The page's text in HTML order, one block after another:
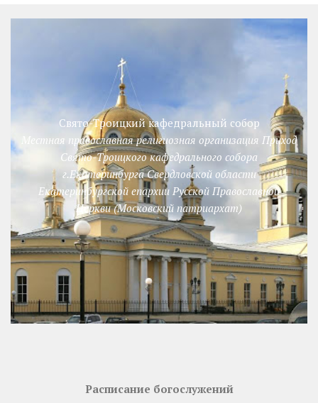
Свято-Троицкий кафедральный собор
Местная православная религиозная организация Приход
Свято-Троицкого кафедрального собора
г.Екатеринбурга Свердловской области
Екатеринбургской епархии Русской Православной
Церкви (Московский патриархат)
Расписание богослужений